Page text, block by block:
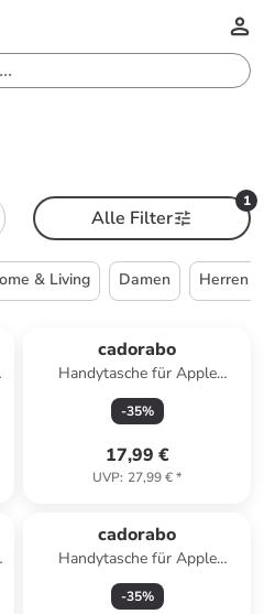
1
Alle Filter
& Living Damen Herren
cadorabo
Handytasche für Apple
iPhone 13 Hülle
Umhängetasche in Pink
-35%
17,99 €
UVP: 27,99 €*
cadorabo
Handytasche für Apple
iPhone 14 PRO MAX Hülle
Umhängetasche in Braun
-35%